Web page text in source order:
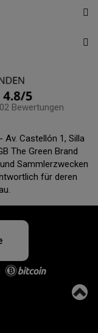
Bewertungen
- Av. Castellón 1, Silla
The Green Brand
Sammlerzwecken
für deren